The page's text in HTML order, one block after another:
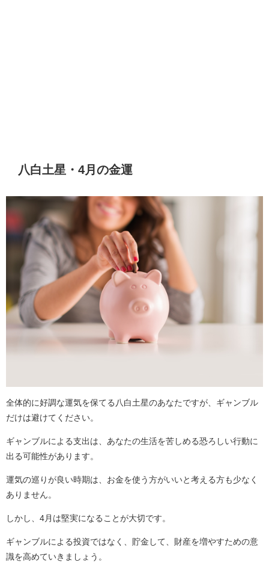
八白土星・4月の金運
全体的に好調な運気を保てる八白土星のあなたですが、ギャンブル
だけは避けてください。
ギャンブルによる支出は、あなたの生活を苦しめる恐ろしい行動に
出る可能性があります。
運気の巡りが良い時期は、お金を使う方がいいと考える方も少なく
ありません。
しかし、4月は堅実になることが大切です。
ギャンブルによる投資ではなく、貯金して、財産を増やすための意
識を高めていきましょう。